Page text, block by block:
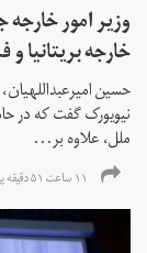
وزیر امور
خارجه بریتانیا
حسین
نیویورک گفت که در
ملل، علاوه بر...
۱۱ ساعت ۵۱ دقیقه پیش